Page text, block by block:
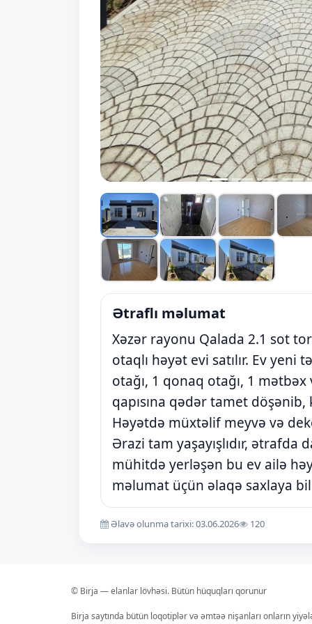
Ətraflı məlumat
Xəzər rayonu Qalada 2.1 sot
otaqlı həyət evi satılır. Ev
otağı, 1 qonaq otağı, 1
qapısına qədər tamet
Həyətdə müxtəlif meyvə və
Ərazi tam yaşayışlıdır, ətrafda
mühitdə yerləşən bu ev ailə
məlumat üçün əlaqə saxlaya
Əlavə olunma tarixi: 03.06.2026 120
© Birja — elanlar lövhəsi. Bütün hüquqları qorunur
Birja saytında bütün loqotiplər və əmtəə nişanları onların